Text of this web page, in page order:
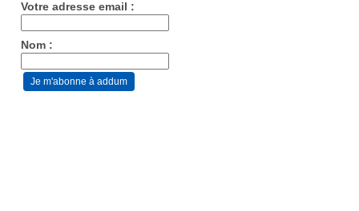
Votre adresse email :
Nom :